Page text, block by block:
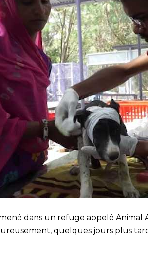
dans un refuge appelé Animal
quelques jours plus